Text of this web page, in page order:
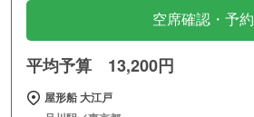
空席確認・予約
平均予算 13,200円
屋形船 大江戸